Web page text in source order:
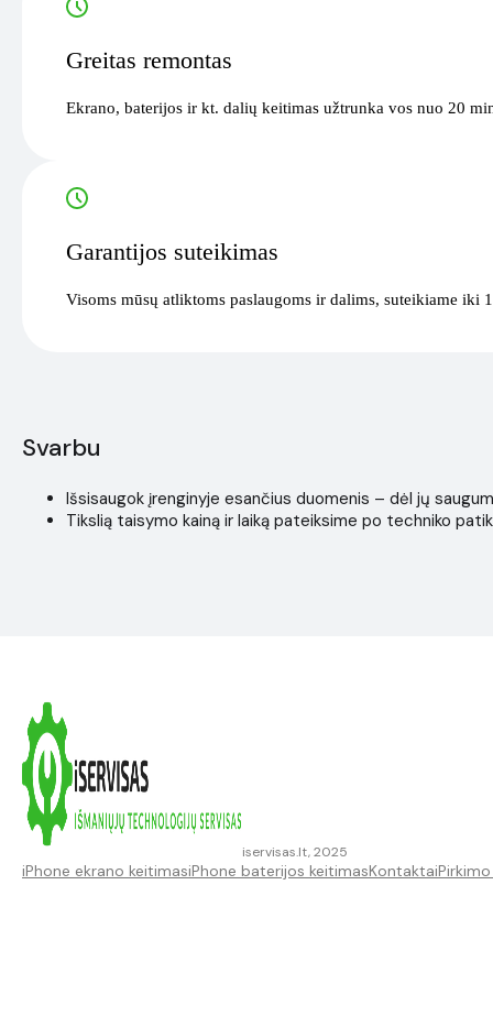
Greitas remontas
Ekrano, baterijos ir kt. dalių keitimas užtrunka vos nuo 20
Garantijos suteikimas
Visoms mūsų atliktoms paslaugoms ir dalims, suteikiame iki
Svarbu
Išsisaugok įrenginyje esančius duomenis – dėl jų
Tikslią taisymo kainą ir laiką pateiksime po techniko
iservisas.lt, 2025
iPhone ekrano keitimasiPhone baterijos keitimasKontaktai